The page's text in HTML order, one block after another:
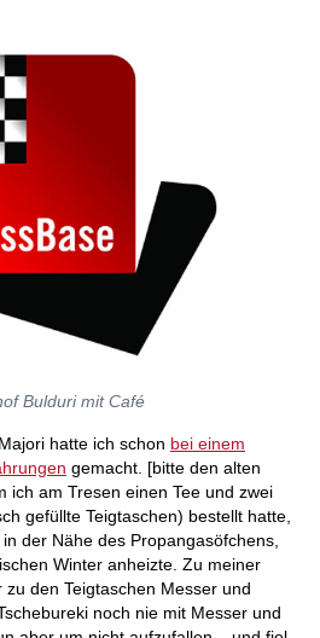
Bulduri mit Café
hatte ich schon bei einem
gemacht. [bitte den alten
ich am Tresen einen Tee und zwei
gefüllte Teigtaschen) bestellt hatte,
der Nähe des Propangasöfchens,
Winter anheizte. Zu meiner
den Teigtaschen Messer und
noch nie mit Messer und